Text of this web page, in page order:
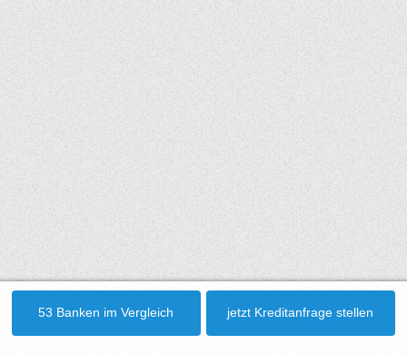
53 Banken im Vergleich jetzt Kreditanfrage stellen